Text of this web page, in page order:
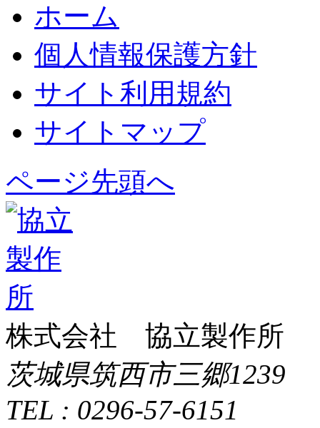
ホーム
個人情報保護方針
サイト利用規約
サイトマップ
ページ先頭へ
株式会社 協立製作所
茨城県筑西市三郷1239
TEL : 0296-57-6151